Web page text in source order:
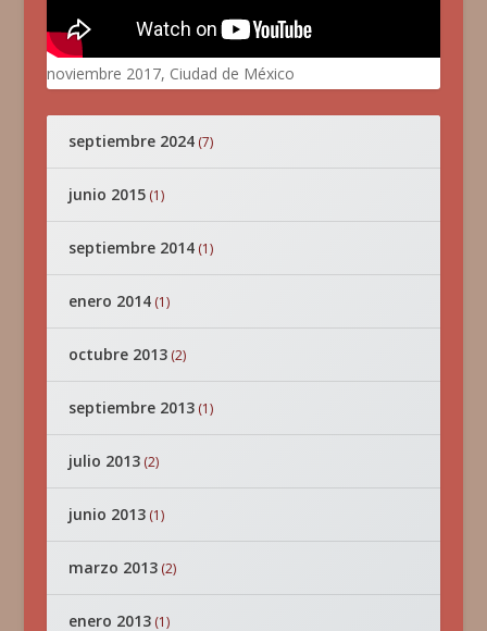
noviembre 2017, Ciudad de México
septiembre 2024(7)
junio 2015(1)
septiembre 2014(1)
enero 2014(1)
octubre 2013(2)
septiembre 2013(1)
julio 2013(2)
junio 2013(1)
marzo 2013(2)
enero 2013(1)